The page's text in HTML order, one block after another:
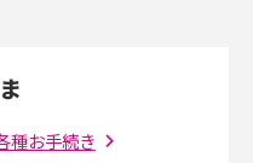
影響や復活・復元する方法も
リット、利用までの流れを解説
種お手続き